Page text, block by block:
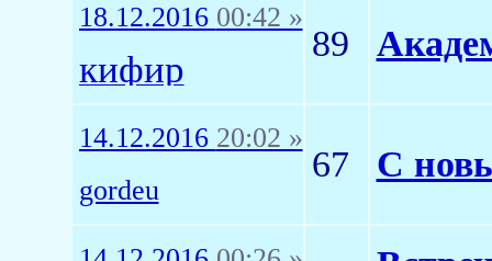
18.12.2016 00:42 »
кифир
89
14.12.2016 20:02 »
gordeu
67 С